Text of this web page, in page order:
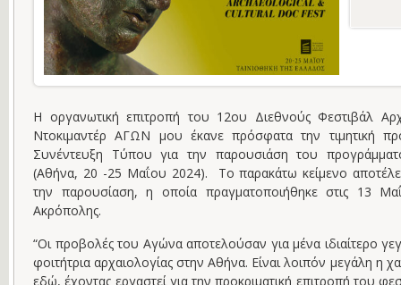
Η οργανωτική επιτροπή του 12ου Διεθνούς Φεστιβάλ
Ντοκιμαντέρ ΑΓΩΝ μου έκανε πρόσφατα την τιμητική
Συνέντευξη Τύπου για την παρουσιάση του
(Αθήνα, 20 -25 Μαΐου 2024). Το παρακάτω κείμενο
την παρουσίαση, η οποία πραγματοποιήθηκε στις 13
Ακρόπολης.
“Οι προβολές του Αγώνα αποτελούσαν για μένα ιδιαίτερο
φοιτήτρια αρχαιολογίας στην Αθήνα. Είναι λοιπόν μεγάλη η
εδώ, έχοντας εργαστεί για την προκριματική επιτροπή του